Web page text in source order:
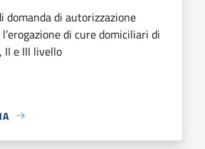
domanda di autorizzazione
di cure domiciliari di
II e III livello